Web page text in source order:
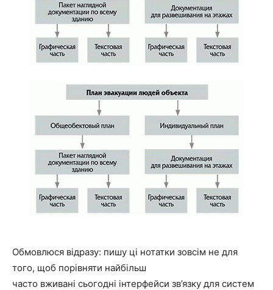
Обмовлюся відразу: пишу ці нотатки зовсім не для
того, щоб порівняти найбільш
часто вживані сьогодні інтерфейси зв’язку для систем